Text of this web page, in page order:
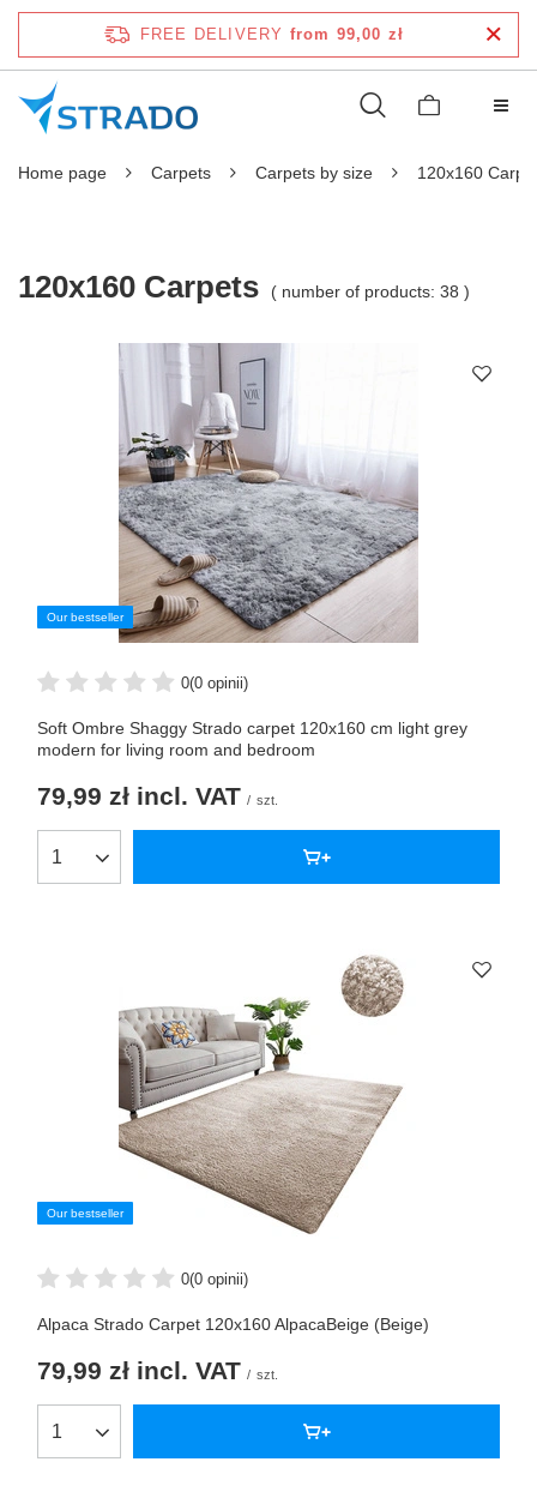
FREE DELIVERY from 99,00 zł
Home page Carpets Carpets by size 120x160
120x160 Carpets ( number of products: 38 )
Our bestseller
0(0 opinii)
Soft Ombre Shaggy Strado carpet 120x160 cm light grey
modern for living room and bedroom
79,99 zł incl. VAT / szt.
Our bestseller
0(0 opinii)
Alpaca Strado Carpet 120x160 AlpacaBeige (Beige)
79,99 zł incl. VAT / szt.